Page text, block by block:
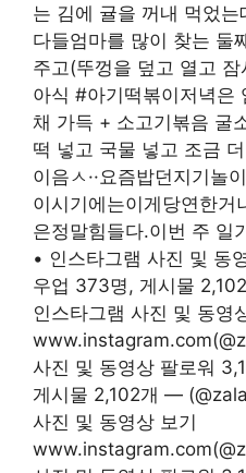
는 김에 귤을 꺼내 먹었
다들엄마를 많이 찾는 둘
주고(뚜껑을 덮고 열고
아식 #아기떡볶이저녁은
채 가득 + 소고기볶음 굴
떡 넣고 국물 넣고 조금
이음ㅅ··요즘밥던지기놀
이시기에는이게당연한거
은정말힘들다.이번 주 일
• 인스타그램 사진 및 동
우업 373명, 게시물
인스타그램 사진 및 동영
사진 및 동영상 팔로워
게시물 2,102개 —
사진 및 동영상 보기